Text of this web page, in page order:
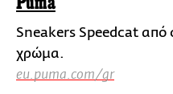
Sneakers Speedcat από
χρώμα.
eu.puma.com/gr